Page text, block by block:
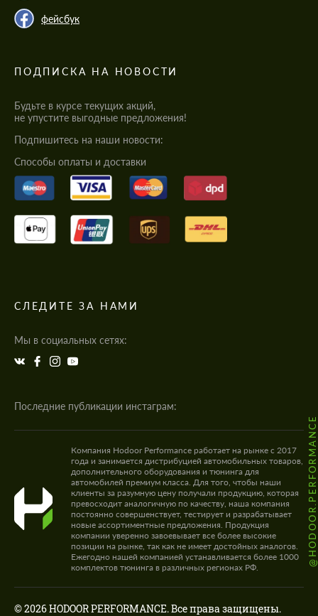
фейсбук
ПОДПИСКА НА НОВОСТИ
Будьте в курсе текущих акций,
не упустите выгодные предложения!
Подпишитесь на наши новости:
Cпособы оплаты и доставки
СЛЕДИТЕ ЗА НАМИ
Мы в социальных сетях:
Последние публикации инстаграм:
@HODOOR.PERFORMANCE
Компания Hodoor Performance работает на рынке с 2017
года и занимается дистрибуцией автомобильных товаров,
дополнительного оборудования и тюнинга для
автомобилей премиум класса. Для того, чтобы наши
клиенты за разумную цену получали продукцию, которая
превосходит аналогичную по качеству, наша компания
постоянно совершенствует, тестирует и разрабатывает
новые ассортиментные предложения. Продукция
компании уверенно завоевывает все более высокие
позиции на рынке, так как не имеет достойных аналогов.
Ежегодно нашей компанией устанавливается более 1000
комплектов тюнинга в различных регионах РФ.
© 2026 HODOOR PERFORMANCE. Все права защищены.